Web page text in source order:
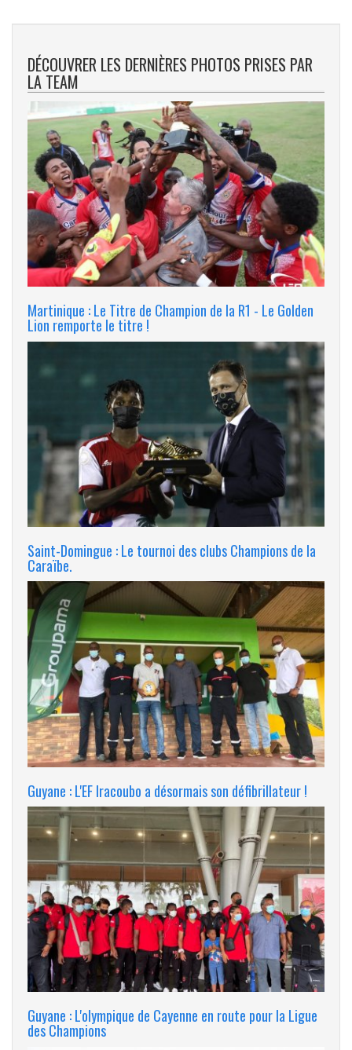
DÉCOUVRER LES DERNIÈRES PHOTOS PRISES PAR
LA TEAM
Martinique : Le Titre de Champion de la R1 - Le Golden
Lion remporte le titre !
Saint-Domingue : Le tournoi des clubs Champions de la
Caraïbe.
Guyane : L'EF Iracoubo a désormais son défibrillateur !
Guyane : L'olympique de Cayenne en route pour la Ligue
des Champions